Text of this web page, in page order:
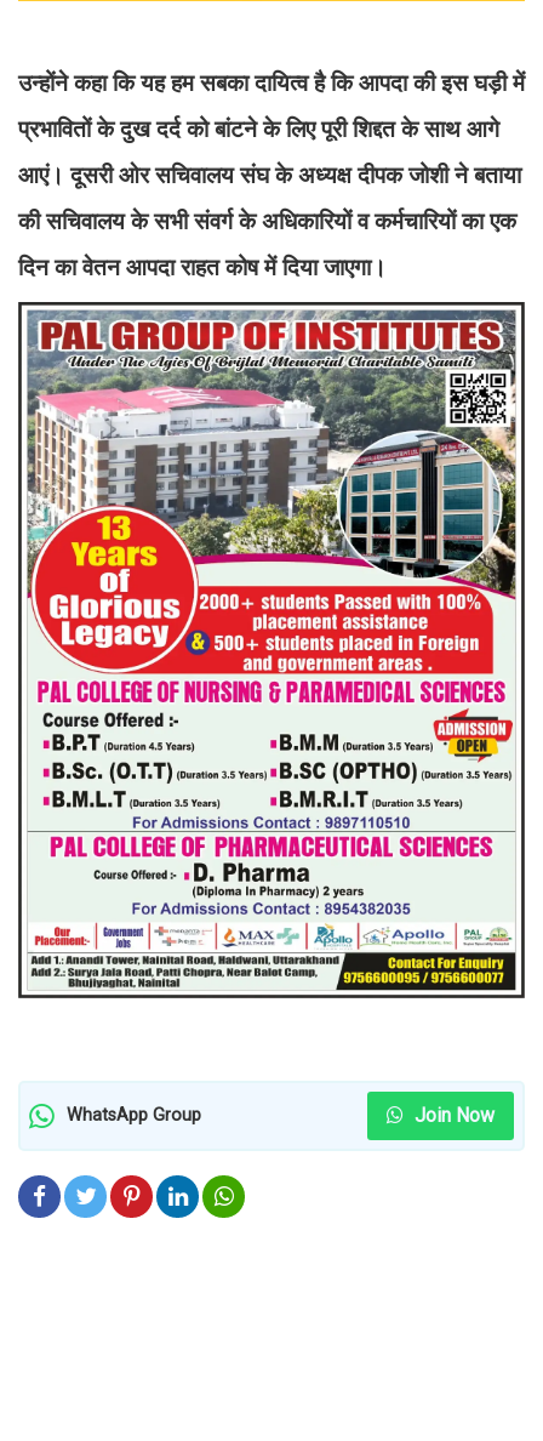
उन्होंने कहा कि यह हम सबका दायित्व है कि आपदा की इस घड़ी में
प्रभावितों के दुख दर्द को बांटने के लिए पूरी शिद्दत के साथ आगे
आएं। दूसरी ओर सचिवालय संघ के अध्यक्ष दीपक जोशी ने बताया
की सचिवालय के सभी संवर्ग के अधिकारियों व कर्मचारियों का एक
दिन का वेतन आपदा राहत कोष में दिया जाएगा।
WhatsApp Group Join Now